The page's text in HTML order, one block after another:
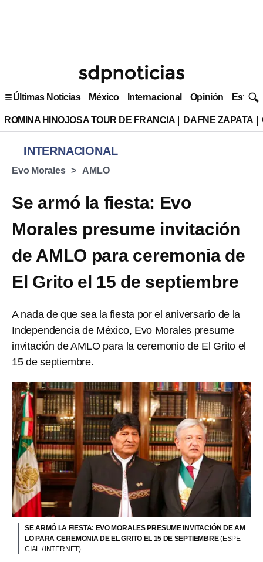
Últimas Noticias México Internacional Opinión Estilo
ROMINA HINOJOSA TOUR DE FRANCIA DAFNE ZAPATA
INTERNACIONAL
Evo Morales AMLO
Se armó la fiesta: Evo
Morales presume invitación
de AMLO para ceremonia de
El Grito el 15 de septiembre
A nada de que sea la fiesta por el aniversario de la
Independencia de México, Evo Morales presume
invitación de AMLO para la ceremonio de El Grito el
15 de septiembre.
SE ARMÓ LA FIESTA: EVO MORALES PRESUME INVITACIÓN DE AM
LO PARA CEREMONIA DE EL GRITO EL 15 DE SEPTIEMBRE(ESPE
CIAL / INTERNET)